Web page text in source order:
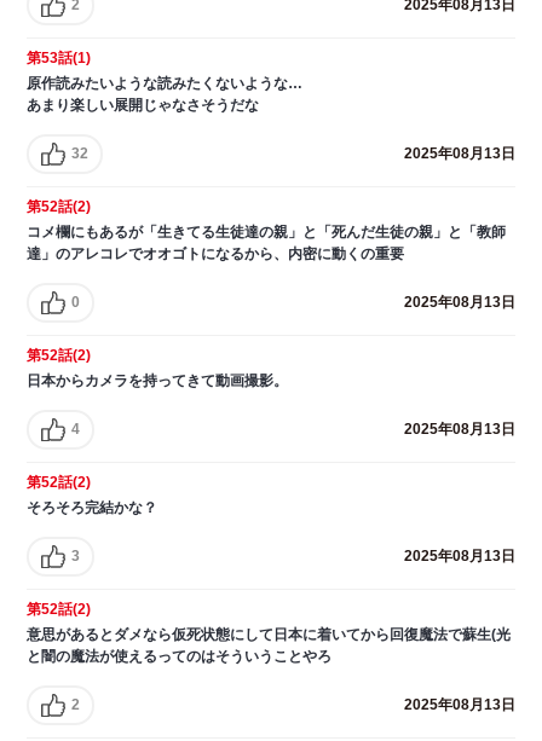
2 2025年08月13日
第53話(1)
原作読みたいような読みたくないような…
あまり楽しい展開じゃなさそうだな
32 2025年08月13日
第52話(2)
コメ欄にもあるが「生きてる生徒達の親」と「死んだ生徒の親」と「教師
達」のアレコレでオオゴトになるから、内密に動くの重要
0 2025年08月13日
第52話(2)
日本からカメラを持ってきて動画撮影。
4 2025年08月13日
第52話(2)
そろそろ完結かな？
3 2025年08月13日
第52話(2)
意思があるとダメなら仮死状態にして日本に着いてから回復魔法で蘇生(光
と闇の魔法が使えるってのはそういうことやろ
2 2025年08月13日